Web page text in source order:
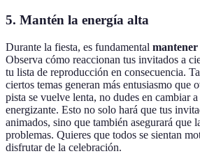
5. Mantén la energía alta
Durante la fiesta, es fundamental mantener
Observa cómo reaccionan tus invitados a
tu lista de reproducción en consecuencia.
ciertos temas generan más entusiasmo que
pista se vuelve lenta, no dudes en cambiar
energizante. Esto no solo hará que tus
animados, sino que también asegurará que
problemas. Quieres que todos se sientan
disfrutar de la celebración.